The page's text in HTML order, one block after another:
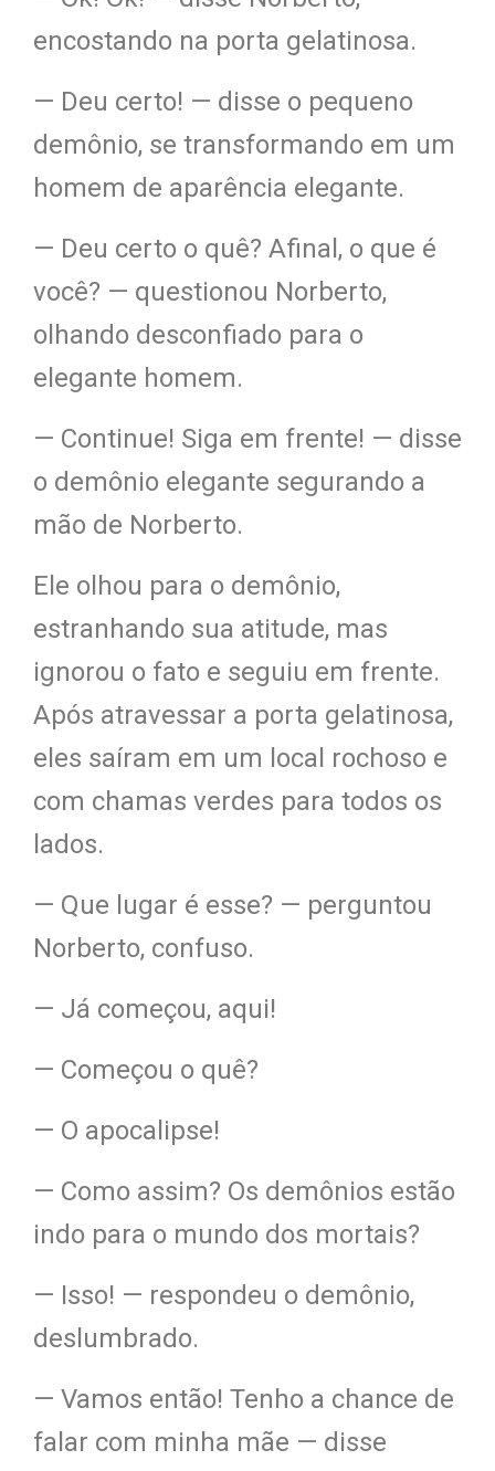
encostando na porta gelatinosa.
— Deu certo! — disse o pequeno
demônio, se transformando em um
homem de aparência elegante.
— Deu certo o quê? Afinal, o que é
você? — questionou Norberto,
olhando desconfiado para o
elegante homem.
— Continue! Siga em frente! — disse
o demônio elegante segurando a
mão de Norberto.
Ele olhou para o demônio,
estranhando sua atitude, mas
ignorou o fato e seguiu em frente.
Após atravessar a porta gelatinosa,
eles saíram em um local rochoso e
com chamas verdes para todos os
lados.
— Que lugar é esse? — perguntou
Norberto, confuso.
— Já começou, aqui!
— Começou o quê?
— O apocalipse!
— Como assim? Os demônios estão
indo para o mundo dos mortais?
— Isso! — respondeu o demônio,
deslumbrado.
— Vamos então! Tenho a chance de
falar com minha mãe — disse